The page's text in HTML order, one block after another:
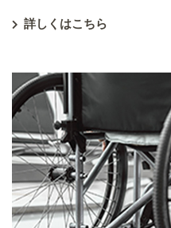
詳しくはこちら